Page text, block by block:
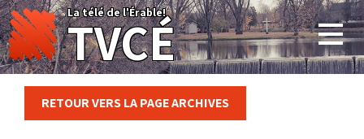
Skip
to
content
La télé de l'Érable!
TVCÉ
RETOUR VERS LA PAGE ARCHIVES